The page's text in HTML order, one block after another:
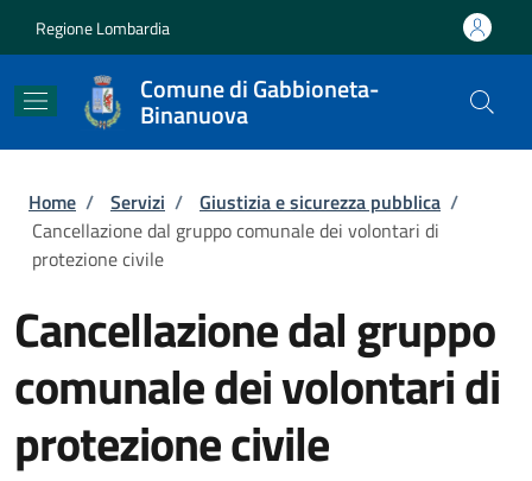
Regione Lombardia
Comune di Gabbioneta-
Binanuova
Briciole di pane
Home / Servizi / Giustizia e sicurezza pubblica /
Cancellazione dal gruppo comunale dei volontari di
protezione civile
Cancellazione dal gruppo
comunale dei volontari di
protezione civile